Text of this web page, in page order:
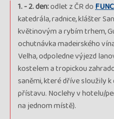
období květinového
Romana Chovancová
Kód termínu
Cena
Termín
1. - 2. den:odlet z ČR do
katedrála, radnice, klášter
květinovým a rybím trhem,
ochutnávka madeirského
Velha, odpoledne výjezd
kostelem a tropickou
saněmi, které dříve sloužily
přístavu. Noclehy v hotelu/
na jednom místě).